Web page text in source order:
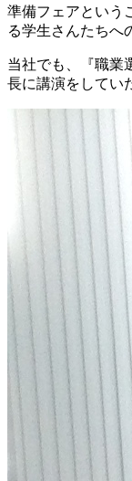
準備フェアという
る学生さんたちへ
当社でも、『職業
長に講演をしてい